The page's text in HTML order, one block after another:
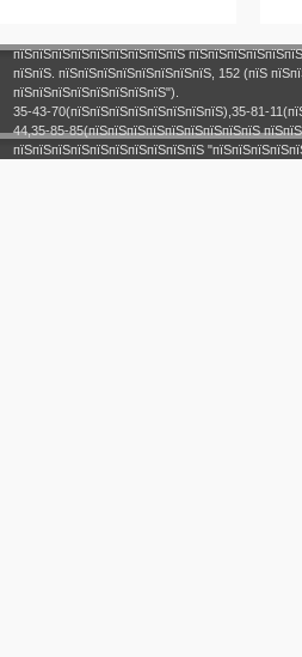
пїЅпїЅпїЅпїЅпїЅпїЅпїЅпїЅпїЅ
пїЅпїЅ. пїЅпїЅпїЅпїЅпїЅпїЅпїЅпїЅ, 152 (пїЅ
пїЅпїЅпїЅпїЅпїЅпїЅпїЅпїЅ").
35-43-70(пїЅпїЅпїЅпїЅпїЅпїЅпїЅпїЅ),35-81-
44,35-85-85(пїЅпїЅпїЅпїЅпїЅпїЅпїЅпїЅпїЅ
пїЅпїЅпїЅпїЅпїЅпїЅпїЅпїЅпїЅпїЅ